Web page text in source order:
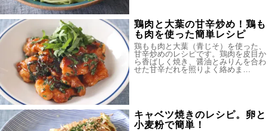
鶏肉と大葉の甘辛炒め！鶏も
も肉を使った簡単レシピ
鶏もも肉と大葉（青じそ）を使った、
甘辛炒めのレシピです。鶏肉を皮目か
ら香ばしく焼き、醤油とみりんを合わ
せた甘辛だれを照りよく絡めま…
キャベツ焼きのレシピ。卵と
小麦粉で簡単！